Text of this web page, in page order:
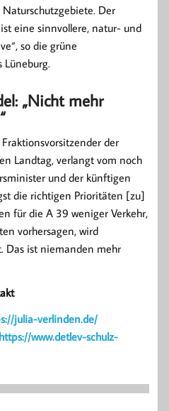
Der
eine sinnvollere, natur- und
so die grüne
Lüneburg.
„Nicht mehr
der
Landtag, verlangt vom noch
und der künftigen
die richtigen Prioritäten [zu]
für die A 39 weniger Verkehr,
vorhersagen, wird
Das ist niemanden mehr
julia-verlinden.de/
https://www.detlev-schulz-